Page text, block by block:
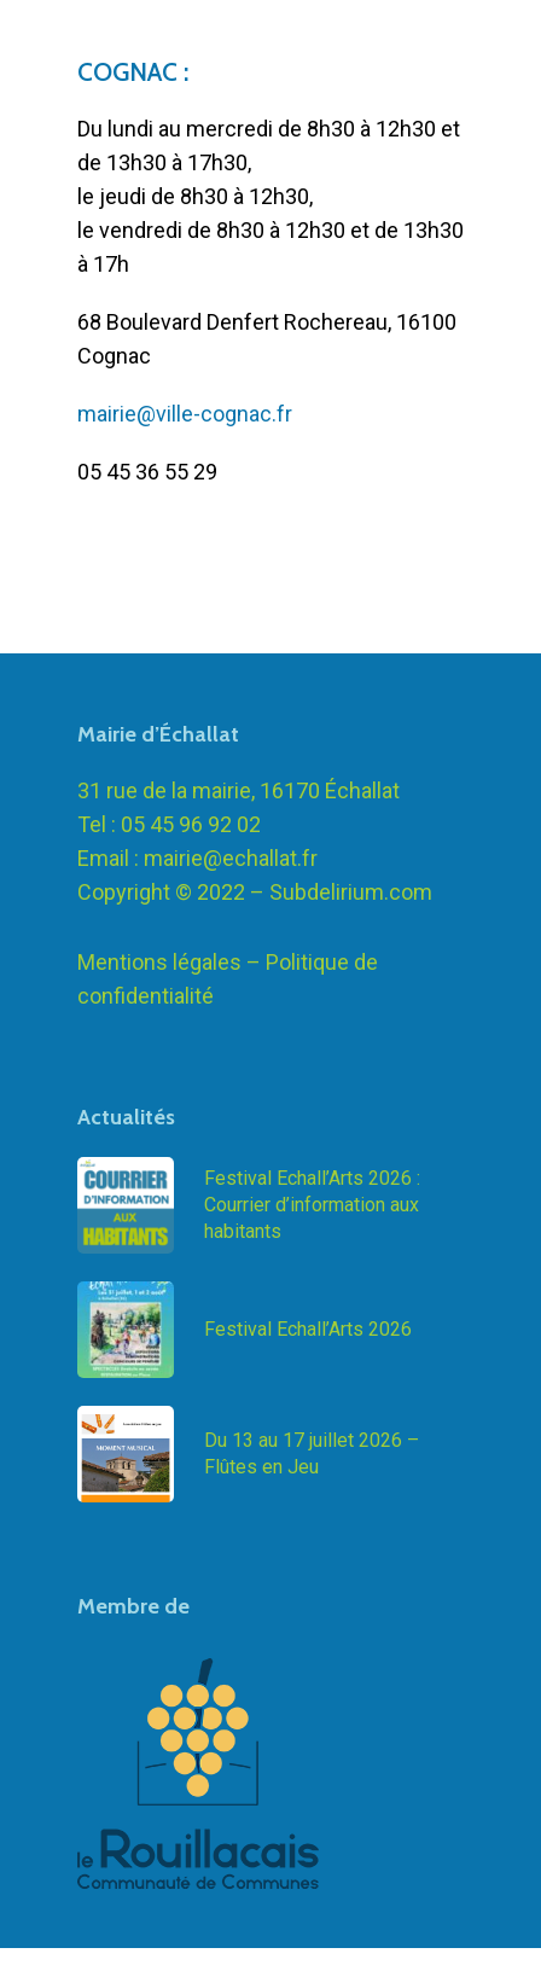
COGNAC :
Du lundi au mercredi de 8h30 à 12h30 et
de 13h30 à 17h30,
le jeudi de 8h30 à 12h30,
le vendredi de 8h30 à 12h30 et de 13h30
à 17h
68 Boulevard Denfert Rochereau, 16100
Cognac
mairie@ville-cognac.fr
05 45 36 55 29
Mairie d’Échallat
31 rue de la mairie, 16170 Échallat
Tel : 05 45 96 92 02
Email : mairie@echallat.fr
Copyright © 2022 – Subdelirium.com
Mentions légales – Politique de
confidentialité
Actualités
Festival Echall’Arts 2026 :
Courrier d’information aux
habitants
Festival Echall’Arts 2026
Du 13 au 17 juillet 2026 –
Flûtes en Jeu
Membre de